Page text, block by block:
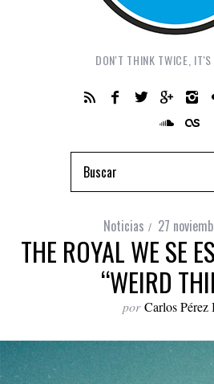
DON'T THINK TWICE,
Noticias 27
THE ROYAL WE SE
“WEIRD
por Carlos Pérez